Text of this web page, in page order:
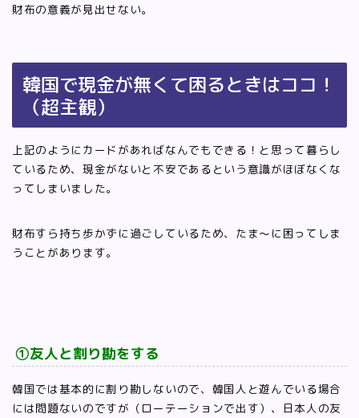
財布の意義が見出せない。
韓国で現金が無くて困るときはココ！
（超主観）
上記のようにカードがあればなんでもできる！と思って暮らし
ているため、現金がないと不安であるという意識がほぼなくな
ってしまいました。
財布すら持ち歩かずに過ごしているため、たま～に困ってしま
うことがあります。
①友人と割り勘をする
韓国では基本的に割り勘しないので、韓国人と遊んでいる場合
には問題ないのですが（ローテーションで出す）、日本人の友